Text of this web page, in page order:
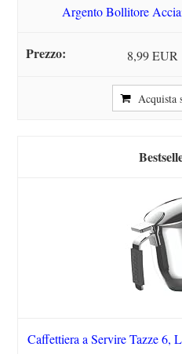
Argento Bollitore
8,99 EUR
Acquista
Caffettiera a Servire Tazze 6,